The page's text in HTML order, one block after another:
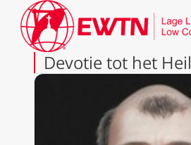
Devotie tot het